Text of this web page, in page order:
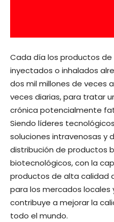
Cada día los productos de
inyectados o inhalados
dos mil millones de veces
veces diarias, para tratar
crónica potencialmente
Siendo líderes
soluciones intravenosas y
distribución de productos
biotecnológicos, con la
productos de alta
para los mercados locales
contribuye a mejorar la
todo el mundo.